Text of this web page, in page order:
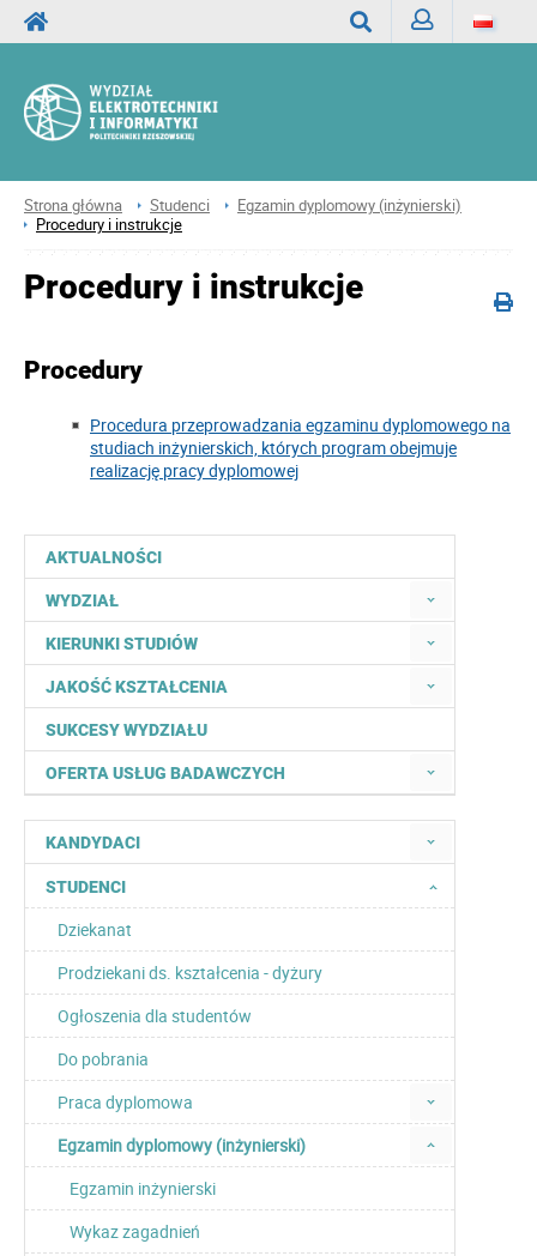
Strona główna Studenci
Egzamin dyplomowy (inżynierski)
Procedury i instrukcje
AKTUALNOŚCI
WYDZIAŁ
KIERUNKI STUDIÓW
JAKOŚĆ KSZTAŁCENIA
SUKCESY WYDZIAŁU
OFERTA USŁUG BADAWCZYCH
KANDYDACI
STUDENCI
Dziekanat
Prodziekani ds. kształcenia - dyżury
Ogłoszenia dla studentów
Do pobrania
Praca dyplomowa
Egzamin dyplomowy (inżynierski)
Egzamin inżynierski
Wykaz zagadnień
Procedury i instrukcje
Procedury
Procedura przeprowadzania egzaminu dyplomowego na
studiach inżynierskich, których program obejmuje
realizację pracy dyplomowej